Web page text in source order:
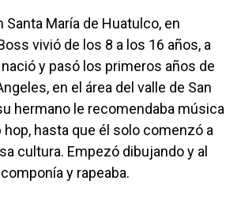
Santa María de Huatulco, en
vivió de los 8 a los 16 años, a
y pasó los primeros años de
en el área del valle de San
hermano le recomendaba música
hasta que él solo comenzó a
cultura. Empezó dibujando y al
y rapeaba.